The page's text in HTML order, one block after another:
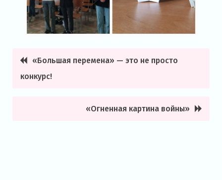
Навигация
по
«Большая перемена» — это не просто
конкурс!
«Огненная картина войны»